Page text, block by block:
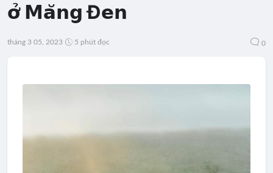
𝗼̛̉ 𝗠𝗮̆𝗻𝗴 Đ𝗲𝗻
tháng 3 05, 2023 5 phút đọc 0